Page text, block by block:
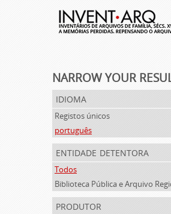
NARROW YOUR
idioma
Registos únicos
português
entidade detentora
Todos
produtor